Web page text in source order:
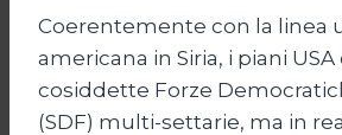
Coerentemente con la linea
americana in Siria, i piani
cosiddette Forze
(SDF) multi-settarie, ma in